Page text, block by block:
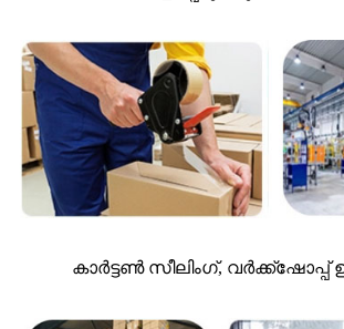
കാർട്ടൺ സീലിംഗ്,